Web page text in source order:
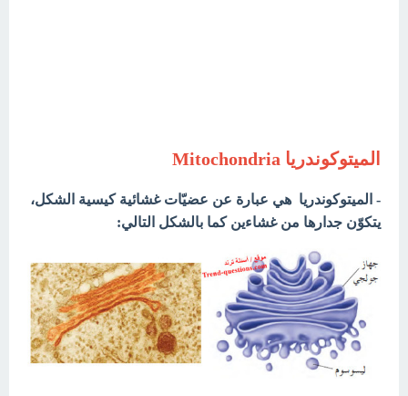
الميتوكوندريا Mitochondria
- الميتوكوندريا هي عبارة عن عضيّات غشائية كيسية الشكل،
يتكوّن جدارها من غشاءين كما بالشكل التالي: